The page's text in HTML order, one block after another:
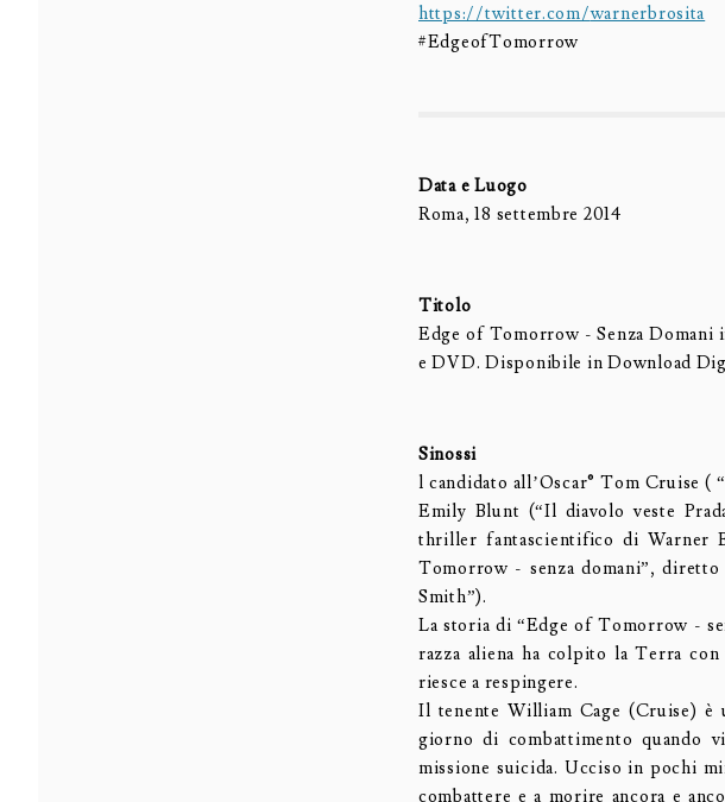
https://twitter.com/warnerbrosita
#EdgeofTomorrow
Data e Luogo
Roma, 18 settembre 2014
Titolo
Edge of Tomorrow - Senza
e DVD. Disponibile in Download
Sinossi
l candidato all’Oscar® Tom Cruise (
Emily Blunt (“Il diavolo veste
thriller fantascientifico di Warner
Tomorrow - senza domani”,
Smith”).
La storia di “Edge of Tomorrow -
razza aliena ha colpito la Terra
riesce a respingere.
Il tenente William Cage (Cruise) è
giorno di combattimento quando
missione suicida. Ucciso in pochi
combattere e a morire ancora e